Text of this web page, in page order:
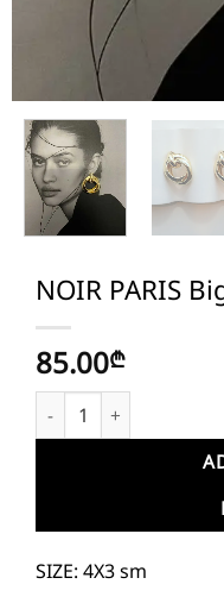
NOIR PARIS
85.00₾
NOIR PARIS Big Knot
SIZE: 4X3 sm